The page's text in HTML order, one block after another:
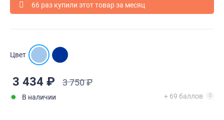
66 раз купили этот товар за месяц
Цвет
3 434 ₽ 3 750 ₽
В наличии + 69 баллов